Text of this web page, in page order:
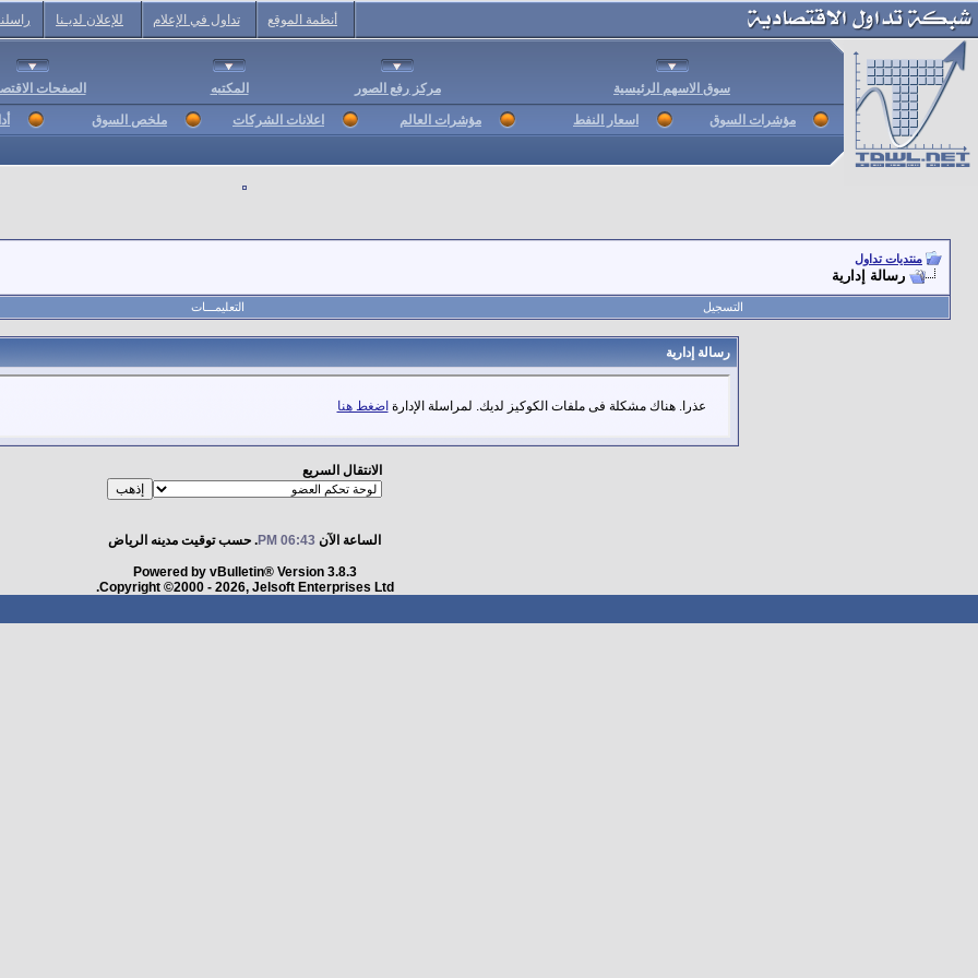
أنظمة الموقع تداول في الإعلام للإعلان لديـنا
سوق الاسهم الرئيسية مركز رفع الصور المكتبه الصفحات
مؤشرات السوق اسعار النفط مؤشرات العالم اعلانات الشركات ملخص السوق
منتديات تداول
رسالة إدارية
التسجيل التعليمـــات
رسالة إدارية
عذرا. هناك مشكلة فى ملفات الكوكيز لديك. لمراسلة الإدارة اضغط هنا
الانتقال السريع
الساعة الآن 06:43 PM . حسب توقيت مدينه الرياض
Powered by vBulletin® Version 3.8.3
Copyright ©2000 - 2026, Jelsoft Enterprises Ltd.